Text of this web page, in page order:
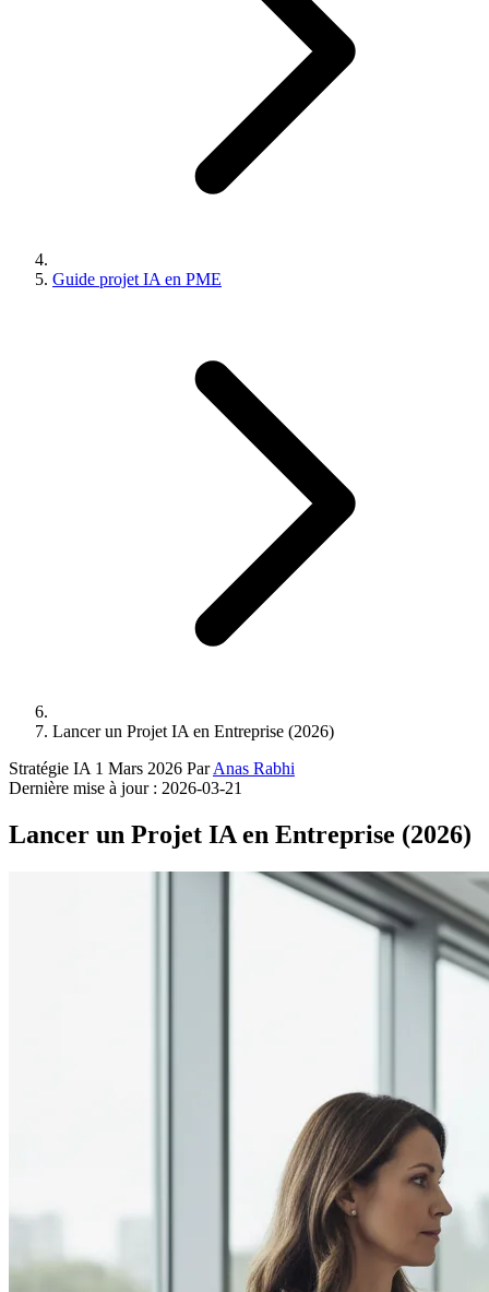
Guide projet IA en PME
Lancer un Projet IA en Entreprise (2026)
Stratégie IA 1 Mars 2026 ParAnas Rabhi
Dernière mise à jour : 2026-03-21
Lancer un Projet IA en Entreprise (2026)